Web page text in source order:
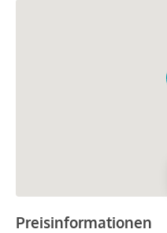
Preisinformationen